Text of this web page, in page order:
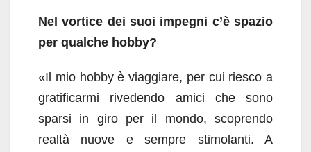
Nel vortice dei suoi impegni c’è spazio
per qualche hobby?
«Il mio hobby è viaggiare, per cui riesco a
gratificarmi rivedendo amici che sono
sparsi in giro per il mondo, scoprendo
realtà nuove e sempre stimolanti. A